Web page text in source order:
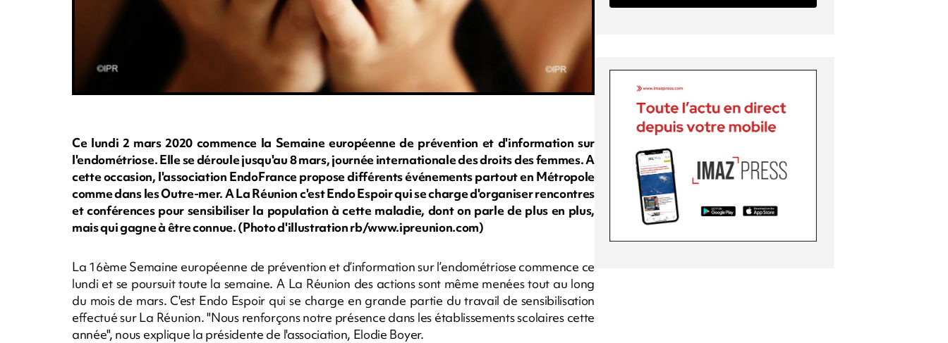
Ce lundi 2 mars 2020 commence la Semaine européenne de prévention et d'information sur
l'endométriose. Elle se déroule jusqu'au 8 mars, journée internationale des droits des femmes. A
cette occasion, l'association EndoFrance propose différents événements partout en Métropole
comme dans les Outre-mer. A La Réunion c'est Endo Espoir qui se charge d'organiser rencontres
et conférences pour sensibiliser la population à cette maladie, dont on parle de plus en plus,
mais qui gagne à être connue. (Photo d'illustration rb/www.ipreunion.com)
La 16ème Semaine européenne de prévention et d’information sur l’endométriose commence ce
lundi et se poursuit toute la semaine. A La Réunion des actions sont même menées tout au long
du mois de mars. C'est Endo Espoir qui se charge en grande partie du travail de sensibilisation
effectué sur La Réunion. "Nous renforçons notre présence dans les établissements scolaires cette
année", nous explique la présidente de l'association, Elodie Boyer.